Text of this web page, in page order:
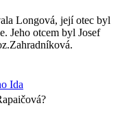
Longová, její otec byl
Jeho otcem byl Josef
Ida